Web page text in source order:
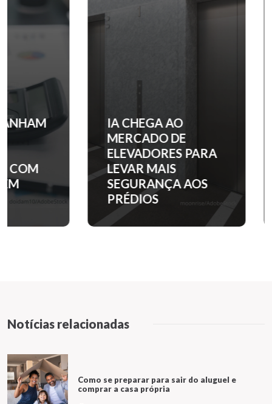
IA CHEGA AO
MERCADO DE
ELEVADORES PARA
LEVAR MAIS
SEGURANÇA AOS
PRÉDIOS
PAULO?
Notícias relacionadas
Como se preparar para sair do aluguel e
comprar a casa própria